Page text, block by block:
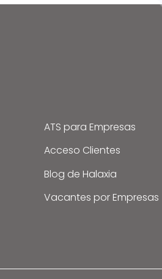
ATS para Empresas
Acceso Clientes
Blog de Halaxia
Vacantes por Empresas